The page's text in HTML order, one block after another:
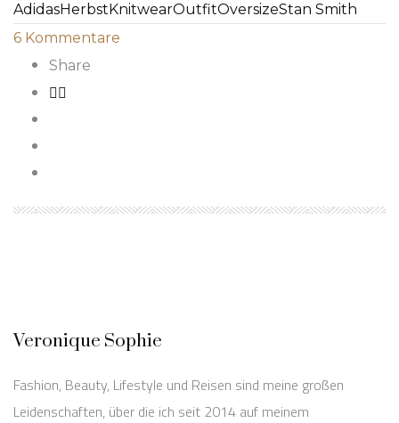
AdidasHerbstKnitwearOutfitOversizeStan Smith
6 Kommentare
Share
Veronique Sophie
Fashion, Beauty, Lifestyle und Reisen sind meine großen
Leidenschaften, über die ich seit 2014 auf meinem